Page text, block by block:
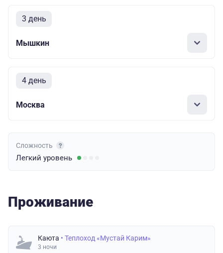
3 день
Мышкин
4 день
Москва
Сложность
Легкий уровень
Проживание
Каюта • Теплоход «Мустай Карим»
3 ночи